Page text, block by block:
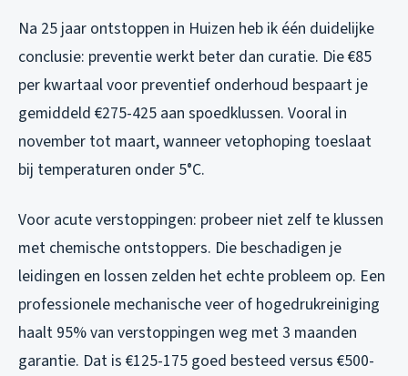
Na 25 jaar ontstoppen in Huizen heb ik één duidelijke
conclusie: preventie werkt beter dan curatie. Die €85
per kwartaal voor preventief onderhoud bespaart je
gemiddeld €275-425 aan spoedklussen. Vooral in
november tot maart, wanneer vetophoping toeslaat
bij temperaturen onder 5°C.
Voor acute verstoppingen: probeer niet zelf te klussen
met chemische ontstoppers. Die beschadigen je
leidingen en lossen zelden het echte probleem op. Een
professionele mechanische veer of hogedrukreiniging
haalt 95% van verstoppingen weg met 3 maanden
garantie. Dat is €125-175 goed besteed versus €500-